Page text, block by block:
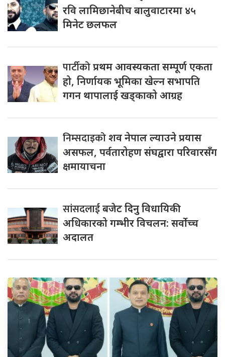
रवि लामिछानेबीच बालुवाटारमा ४५
मिनेट छलफल
पार्टीकोप्रथम आवस्यकता सम्पूर्ण एकता
हो, निर्णायक भूमिका खेल्न सभापति
गगन थापालाई खड्काको आग्रह
निम्सदाइकोशव नेपाल ल्याउने प्रयास
असफल, पर्वतारोहण संघद्वारा परिवारसँग
क्षमायाचना
सांसदलाईबजेट दिनु विधायिकी
अधिकारको गम्भीर विचलन: सर्वोच्च
अदालत